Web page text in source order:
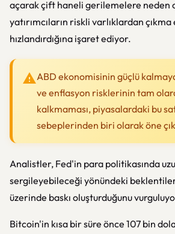
açarak çift haneli gerilemelere neden
yatırımcıların riskli varlıklardan
hızlandırdığına işaret ediyor.
ABD ekonomisinin güçlü
ve enflasyon risklerinin tam
kalkmaması, piyasalardaki bu
sebeplerinden biri olarak öne
Analistler, Fed'in para politikasında
sergileyebileceği yönündeki
üzerinde baskı oluşturduğunu
Bitcoin'in kısa bir süre önce 107 bin